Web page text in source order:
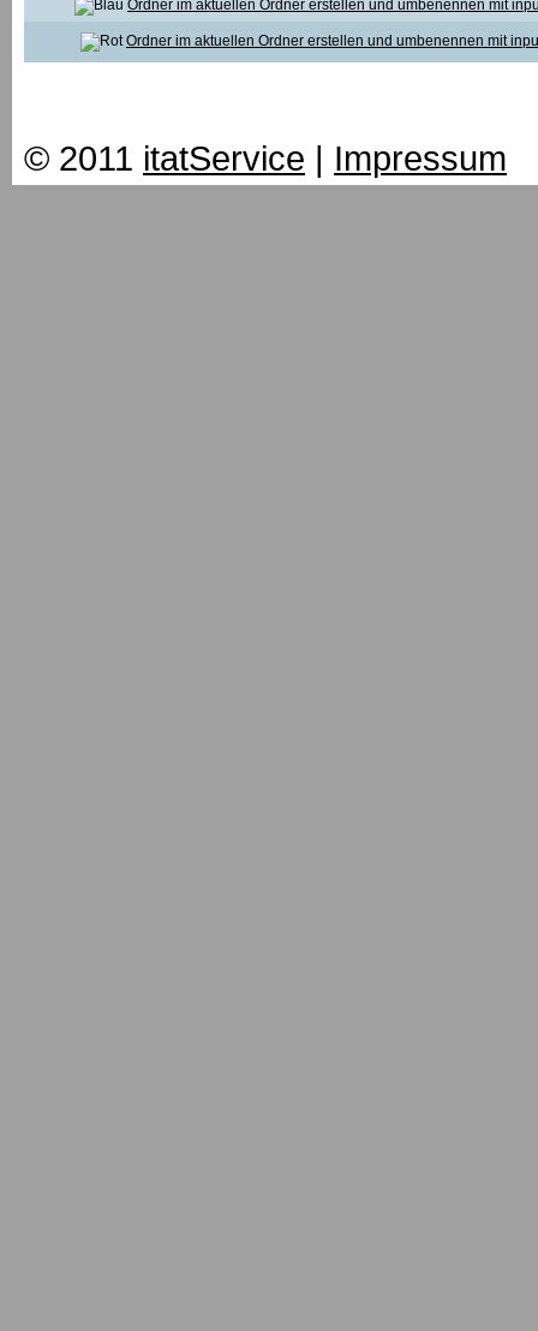
Ordner im aktuellen Ordner erstellen und umbenennen mit
Ordner im aktuellen Ordner erstellen und umbenennen mit
© 2011 itatService | Impressum